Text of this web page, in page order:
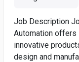
Job Description
Automation
innovative
design and